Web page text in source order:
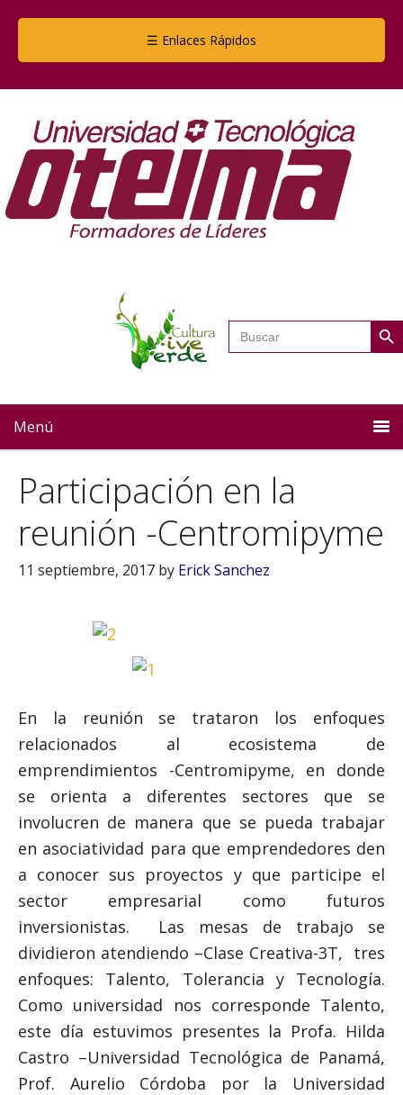
☰ Enlaces Rápidos
Buscar: Botón
Menú
Participación en la
reunión -Centromipyme
11 septiembre, 2017 by Erick Sanchez
En la reunión se trataron los enfoques
relacionados al ecosistema de
emprendimientos -Centromipyme, en donde
se orienta a diferentes sectores que se
involucren de manera que se pueda trabajar
en asociatividad para que emprendedores den
a conocer sus proyectos y que participe el
sector empresarial como futuros
inversionistas. Las mesas de trabajo se
dividieron atendiendo –Clase Creativa-3T, tres
enfoques: Talento, Tolerancia y Tecnología.
Como universidad nos corresponde Talento,
este día estuvimos presentes la Profa. Hilda
Castro –Universidad Tecnológica de Panamá,
Prof. Aurelio Córdoba por la Universidad